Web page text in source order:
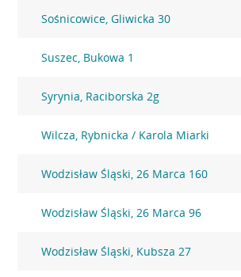
Sośnicowice, Gliwicka 30
Suszec, Bukowa 1
Syrynia, Raciborska 2g
Wilcza, Rybnicka / Karola Miarki
Wodzisław Śląski, 26 Marca 160
Wodzisław Śląski, 26 Marca 96
Wodzisław Śląski, Kubsza 27